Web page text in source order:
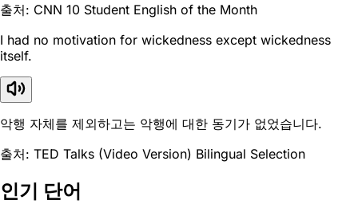
출처: CNN 10 Student English of the Month
I had no motivation for wickedness except wickedness
itself.
악행 자체를 제외하고는 악행에 대한 동기가 없었습니다.
출처: TED Talks (Video Version) Bilingual Selection
인기 단어